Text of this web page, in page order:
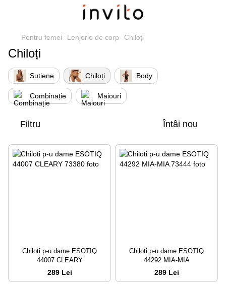
Pentru femei Lenjerie de corp Chiloți
Chiloți
Sutiene Chiloți Body
Сombinație Maiouri
Filtru Întâi nou
Chiloti p-u dame ESOTIQ
44007 CLEARY
289 Lei
Chiloti p-u dame ESOTIQ
44292 MIA-MIA
289 Lei